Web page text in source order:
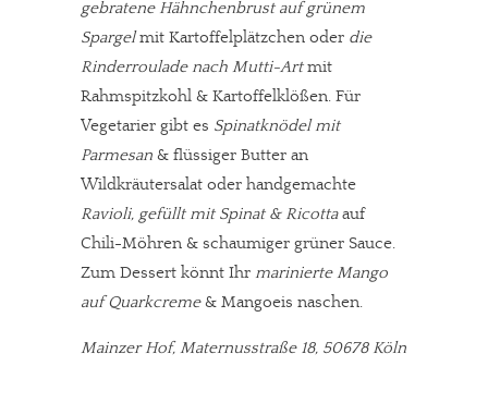
gebratene Hähnchenbrust auf grünem
Spargelmit Kartoffelplätzchen oder die
Rinderroulade nach Mutti-Artmit
Rahmspitzkohl & Kartoffelklößen. Für
Vegetarier gibt es Spinatknödel mit
Parmesan & flüssiger Butter an
Wildkräutersalat oder handgemachte
Ravioli, gefüllt mit Spinat & Ricottaauf
Chili-Möhren & schaumiger grüner Sauce.
Zum Dessert könnt Ihr marinierte Mango
auf Quarkcreme& Mangoeis naschen.
Mainzer Hof, Maternusstraße 18, 50678 Köln